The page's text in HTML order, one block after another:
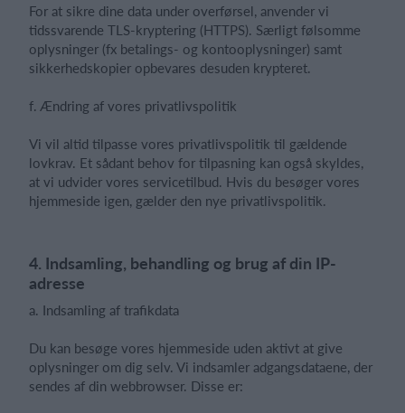
For at sikre dine data under overførsel, anvender vi
tidssvarende TLS-kryptering (HTTPS). Særligt følsomme
oplysninger (fx betalings- og kontooplysninger) samt
sikkerhedskopier opbevares desuden krypteret.
f. Ændring af vores privatlivspolitik
Vi vil altid tilpasse vores privatlivspolitik til gældende
lovkrav. Et sådant behov for tilpasning kan også skyldes,
at vi udvider vores servicetilbud. Hvis du besøger vores
hjemmeside igen, gælder den nye privatlivspolitik.
4. Indsamling, behandling og brug af din IP-
adresse
a. Indsamling af trafikdata
Du kan besøge vores hjemmeside uden aktivt at give
oplysninger om dig selv. Vi indsamler adgangsdataene, der
sendes af din webbrowser. Disse er: